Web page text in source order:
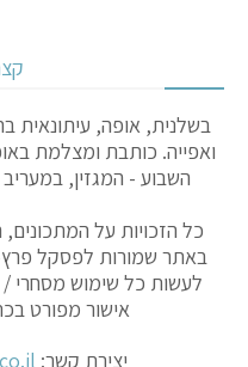
בשלנית, אופה, עיתונאית
ואפייה. כותבת ומצלמת
השבוע - המגזין,
כל הזכויות על
באתר שמורות לפסקל
לעשות כל שימוש מסחרי
אישור מפורט
יצירת קשר: